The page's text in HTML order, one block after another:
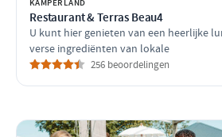
KAMPERLAND
Restaurant & Terras Beau4
U kunt hier genieten van een heerlijke
verse ingrediënten van lokale
256 beoordelingen